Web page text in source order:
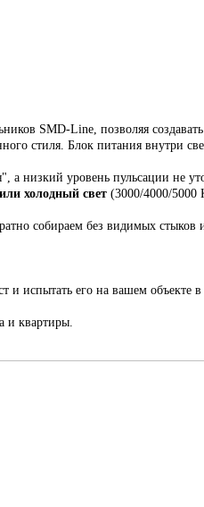
SMD-Line, позволяя
стиля. Блок питания внутри
а низкий уровень пульсации не
холодный свет (3000/4000/5000
собираем без видимых стыков
и испытать его на вашем объекте
и квартиры.